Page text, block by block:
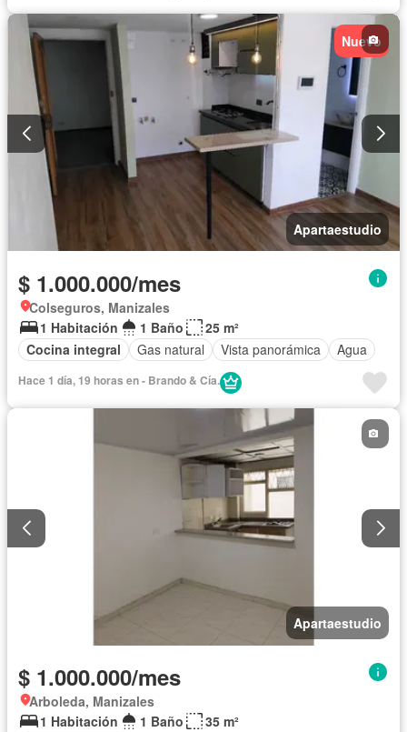
Nuevo
Apartaestudio
$ 1.000.000/mes
Colseguros, Manizales
1 Habitación
1 Baño
25 m²
Cocina integral
Gas natural Vista panorámica Agua
Hace 1 día, 19 horas en - Brando & Cía.
Apartaestudio
$ 1.000.000/mes
Arboleda, Manizales
1 Habitación
1 Baño
35 m²